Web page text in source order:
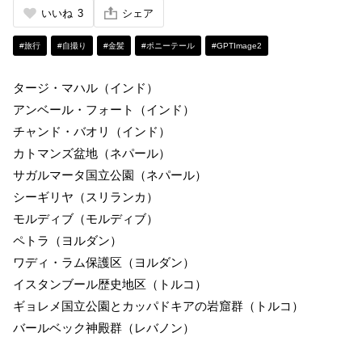
いいね 3 シェア
#旅行 #自撮り #金髪 #ポニーテール #GPTImage2
タージ・マハル（インド）
アンベール・フォート（インド）
チャンド・バオリ（インド）
カトマンズ盆地（ネパール）
サガルマータ国立公園（ネパール）
シーギリヤ（スリランカ）
モルディブ（モルディブ）
ペトラ（ヨルダン）
ワディ・ラム保護区（ヨルダン）
イスタンブール歴史地区（トルコ）
ギョレメ国立公園とカッパドキアの岩窟群（トルコ）
バールベック神殿群（レバノン）